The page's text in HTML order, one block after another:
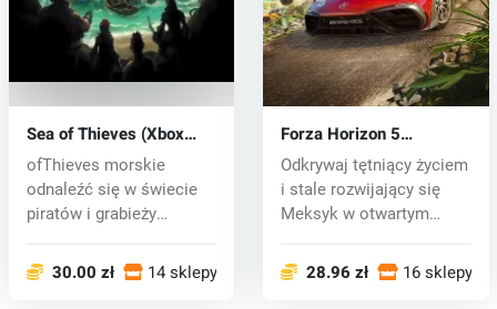
Sea of Thieves (Xbox
One) key
ofThieves morskie
odnaleźć się w świecie
piratów i grabieży
30.00 zł 14 sklepy
Forza Horizon 5
(PC/Xbox One) key
Odkrywaj tętniący życiem
i stale rozwijający się
Meksyk w otwartym
28.96 zł 16 sklepy